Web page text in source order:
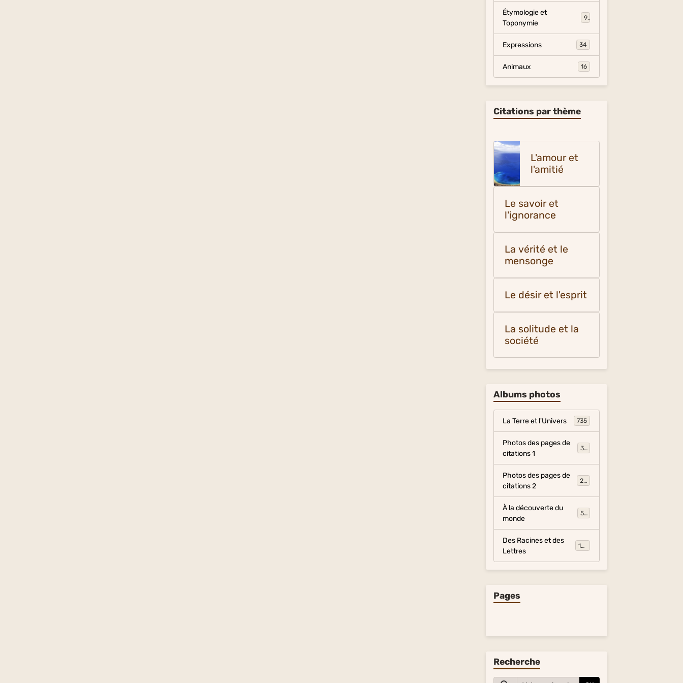
Étymologie et
Toponymie
9
Expressions 34
Animaux 16
Citations par thème
L'amour et
l'amitié
Le savoir et
l'ignorance
La vérité et le
mensonge
Le désir et l'esprit
La solitude et la
société
Albums photos
La Terre et l'Univers 735
Photos des pages de
citations 1
317
Photos des pages de
citations 2
281
À la découverte du
monde
54
Des Racines et des
Lettres
134
Pages
Recherche